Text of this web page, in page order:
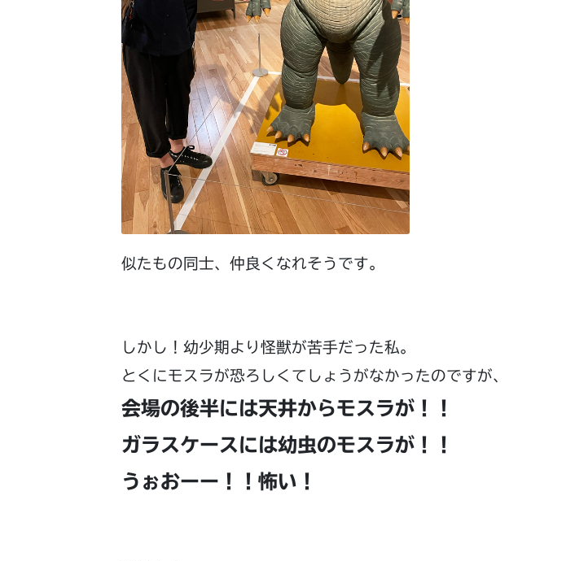
似たもの同士、仲良くなれそうです。
しかし！幼少期より怪獣が苦手だった私。
とくにモスラが恐ろしくてしょうがなかったのですが、
会場の後半には天井からモスラが！！
ガラスケースには幼虫のモスラが！！
うぉおーー！！怖い！